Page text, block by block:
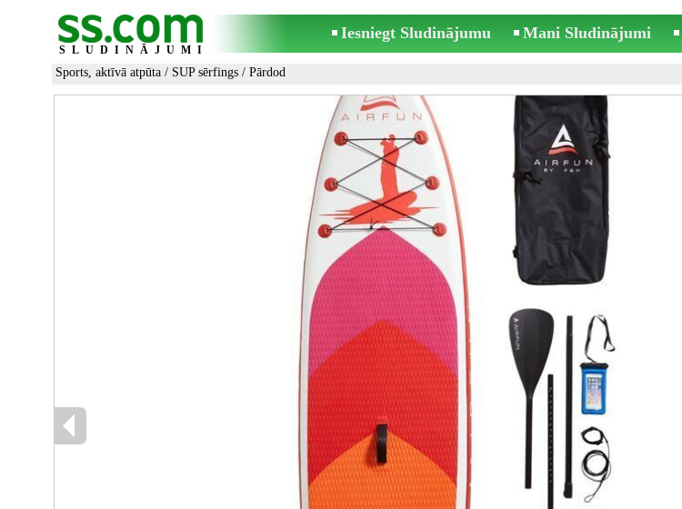
SLUDINĀJUMI
Iesniegt Sludinājumu Mani Sludinājumi
Sports, aktīvā atpūta / SUP sērfings / Pārdod